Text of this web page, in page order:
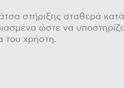
στήριξης σταθερά
ώστε να
του χρήστη.